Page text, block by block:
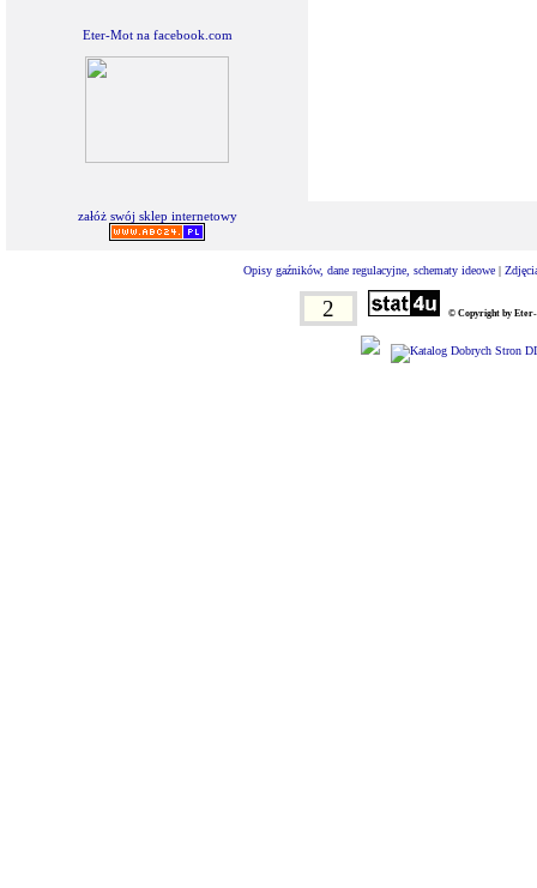
Eter-Mot na facebook.com
załóż swój sklep internetowy
Opisy gaźników, dane regulacyjne, schematy ideowe |
2 © Copyright by